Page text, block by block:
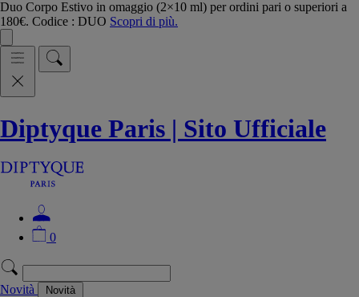
Duo Corpo Estivo in omaggio (2×10 ml) per ordini pari o superiori a
180€. Codice : DUO Scopri di più.
Diptyque Paris | Sito Ufficiale
0
Novità Novità